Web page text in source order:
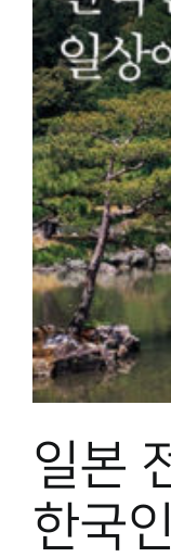
민속 인사이드
원문보기 PDF
박물관 홈페이지
일본
한국